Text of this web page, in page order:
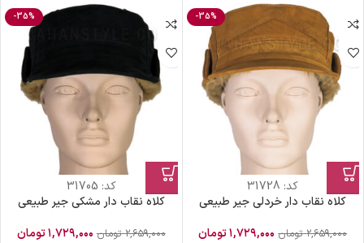
-35%
کد: 31728
کلاه نقاب دار خردلی جیر طبیعی
۲,۶۵۹,۰۰۰ تومان ۱,۷۲۹,۰۰۰تومان
-35%
کد: 31705
کلاه نقاب دار مشکی جیر طبیعی
۲,۶۵۹,۰۰۰ تومان ۱,۷۲۹,۰۰۰تومان